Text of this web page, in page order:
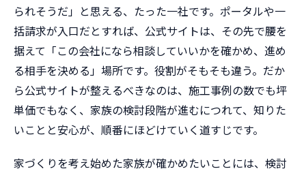
られそうだ」と思える、たった一社です。ポータルや一
括請求が入口だとすれば、公式サイトは、その先で腰を
据えて「この会社になら相談していいかを確かめ、進め
る相手を決める」場所です。役割がそもそも違う。だか
ら公式サイトが整えるべきなのは、施工事例の数でも坪
単価でもなく、家族の検討段階が進むにつれて、知りた
いことと安心が、順番にほどけていく道すじです。
家づくりを考え始めた家族が確かめたいことには、検討